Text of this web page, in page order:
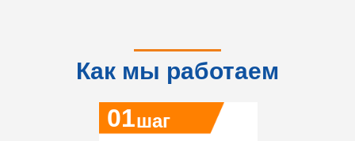
Как мы работаем
01шаг